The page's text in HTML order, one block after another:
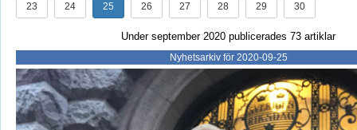
23 24 25 26 27 28 29 30
Under september 2020 publicerades 73 artiklar
Nyhetsarkiv för 2020-09-25